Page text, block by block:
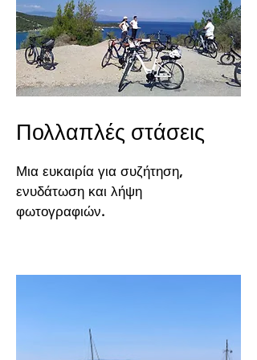
Πολλαπλές στάσεις
Μια ευκαιρία για συζήτηση,
ενυδάτωση και λήψη
φωτογραφιών.